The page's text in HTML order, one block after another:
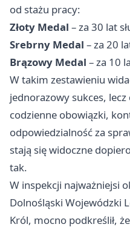
od stażu pracy:
Złoty Medal – za 30 lat
Srebrny Medal – za 20
Brązowy Medal – za 10
W takim zestawieniu
jednorazowy sukces, lecz
codzienne obowiązki,
odpowiedzialność za
stają się widoczne
tak.
W inspekcji najważniejsi
Dolnośląski Wojewódzki
Król, mocno podkreślił,